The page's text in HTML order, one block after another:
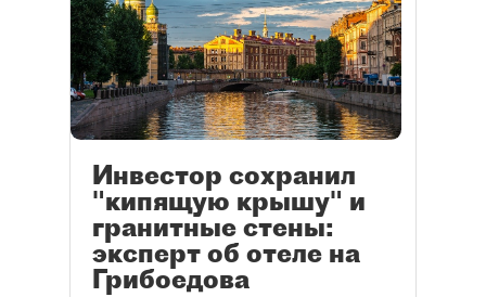
Инвестор сохранил
"кипящую крышу" и
гранитные стены:
эксперт об отеле на
Грибоедова